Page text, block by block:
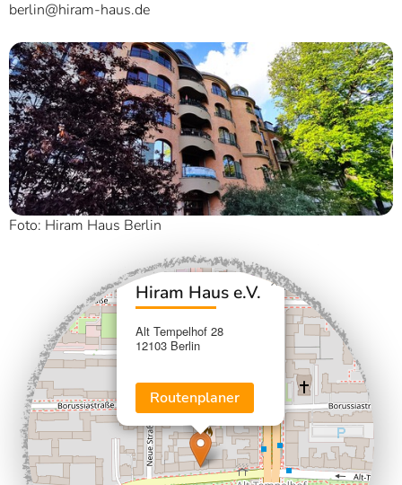
berlin@hiram-haus.de
Foto: Hiram Haus Berlin
Hiram Haus e.V.
Alt Tempelhof 28
12103 Berlin
Routenplaner
×